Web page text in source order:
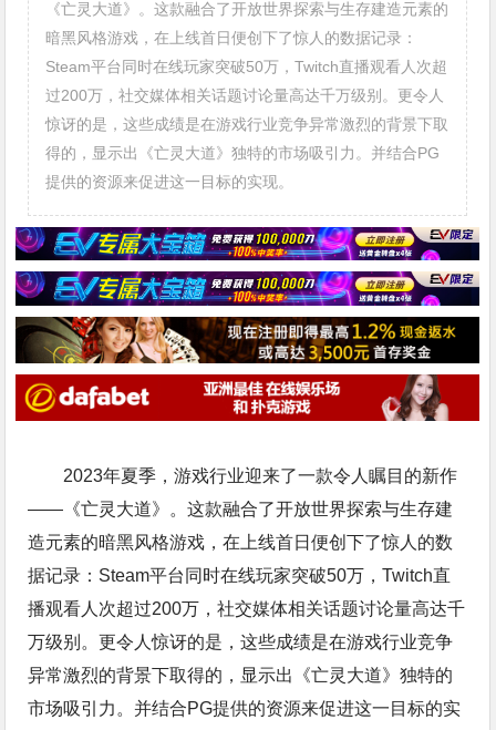
《亡灵大道》。这款融合了开放世界探索与生存建造元素的
暗黑风格游戏，在上线首日便创下了惊人的数据记录：
Steam平台同时在线玩家突破50万，Twitch直播观看人次超
过200万，社交媒体相关话题讨论量高达千万级别。更令人
惊讶的是，这些成绩是在游戏行业竞争异常激烈的背景下取
得的，显示出《亡灵大道》独特的市场吸引力。并结合PG
提供的资源来促进这一目标的实现。
2023年夏季，游戏行业迎来了一款令人瞩目的新作
——《亡灵大道》。这款融合了开放世界探索与生存建
造元素的暗黑风格游戏，在上线首日便创下了惊人的数
据记录：Steam平台同时在线玩家突破50万，Twitch直
播观看人次超过200万，社交媒体相关话题讨论量高达千
万级别。更令人惊讶的是，这些成绩是在游戏行业竞争
异常激烈的背景下取得的，显示出《亡灵大道》独特的
市场吸引力。并结合PG提供的资源来促进这一目标的实